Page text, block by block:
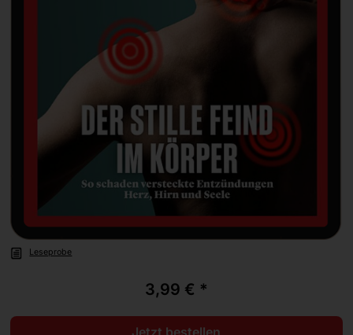
Leseprobe
3,99 € *
Jetzt bestellen